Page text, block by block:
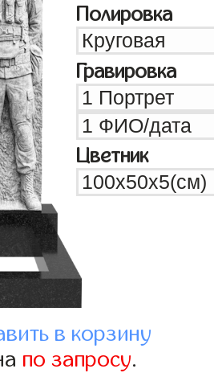
Полировка
Гравировка
Цветник
в корзину
по запросу.